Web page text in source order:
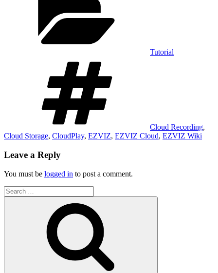
Tutorial
Cloud Recording,
Cloud Storage, CloudPlay, EZVIZ, EZVIZ Cloud, EZVIZ Wiki
Leave a Reply
You must be logged in to post a comment.
Search
for: